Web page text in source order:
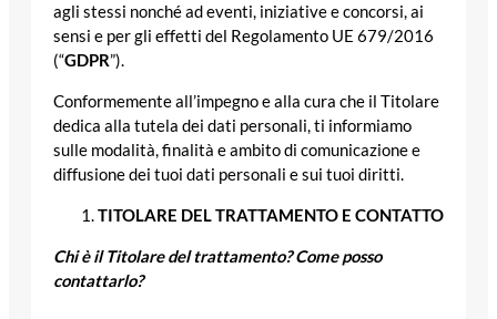
agli stessi nonché ad eventi, iniziative e concorsi, ai
sensi e per gli effetti del Regolamento UE 679/2016
(“GDPR”).
Conformemente all’impegno e alla cura che il Titolare
dedica alla tutela dei dati personali, ti informiamo
sulle modalità, finalità e ambito di comunicazione e
diffusione dei tuoi dati personali e sui tuoi diritti.
TITOLARE DEL TRATTAMENTO E CONTATTO
Chi è il Titolare del trattamento? Come posso
contattarlo?